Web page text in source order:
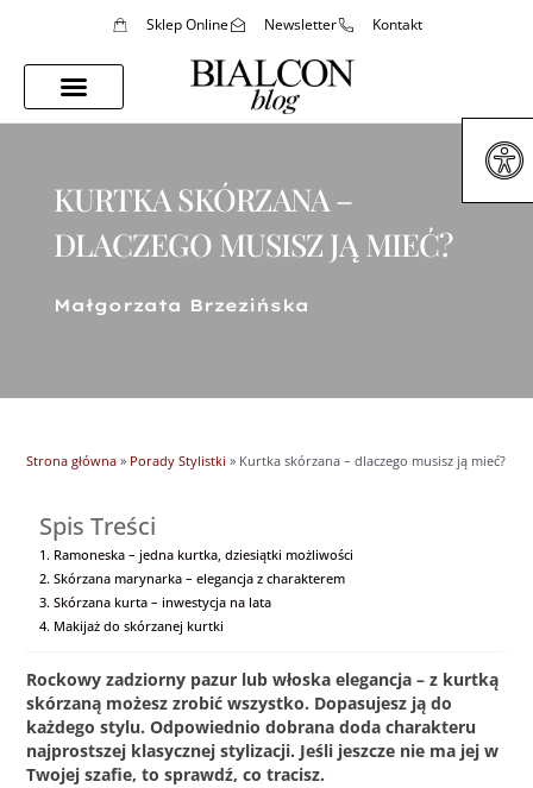
Sklep Online Newsletter Kontakt
KURTKA SKÓRZANA –
DLACZEGO MUSISZ JĄ MIEĆ?
Małgorzata Brzezińska
Strona główna » Porady Stylistki » Kurtka skórzana – dlaczego musisz ją mieć?
Spis Treści
Ramoneska – jedna kurtka, dziesiątki możliwości
Skórzana marynarka – elegancja z charakterem
Skórzana kurta – inwestycja na lata
Makijaż do skórzanej kurtki
Rockowy zadziorny pazur lub włoska elegancja – z kurtką
skórzaną możesz zrobić wszystko. Dopasujesz ją do
każdego stylu. Odpowiednio dobrana doda charakteru
najprostszej klasycznej stylizacji. Jeśli jeszcze nie ma jej w
Twojej szafie, to sprawdź, co tracisz.